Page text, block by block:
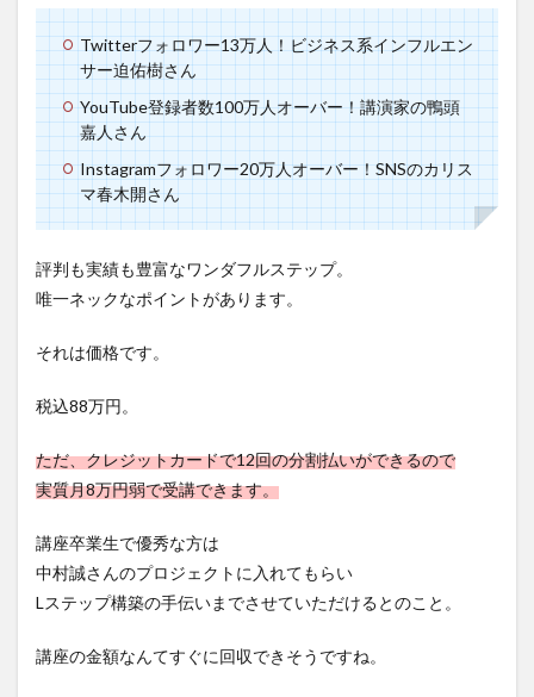
プ講
座 Twitterフォロワー13万人！ビジネス系インフルエン
サー迫佑樹さん
YouTube登録者数100万人オーバー！講演家の鴨頭
嘉人さん
Instagramフォロワー20万人オーバー！SNSのカリス
マ春木開さん
評判も実績も豊富なワンダフルステップ。
唯一ネックなポイントがあります。
それは価格です。
税込88万円。
ただ、クレジットカードで12回の分割払いができるので
実質月8万円弱で受講できます。
講座卒業生で優秀な方は
中村誠さんのプロジェクトに入れてもらい
Lステップ構築の手伝いまでさせていただけるとのこと。
講座の金額なんてすぐに回収できそうですね。